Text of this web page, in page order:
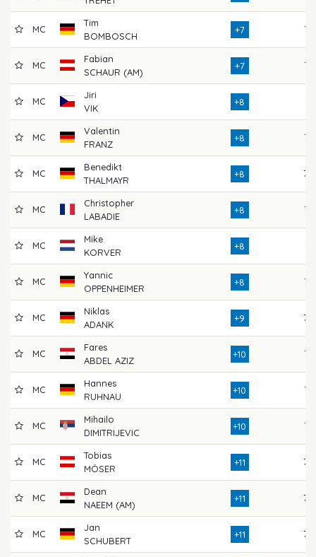
MC
Tim
BOMBOSCH
+7 76
MC
Fabian
SCHAUR (AM)
+7 76
MC
Jiri
VIK
+8
MC
Valentin
FRANZ
+8 76
MC
Benedikt
THALMAYR
+8 79
MC
Christopher
LABADIE
+8 76
MC
Mike
KORVER
+8 74
MC
Yannic
OPPENHEIMER
+8 75
MC
Niklas
ADANK
+9 78
MC
Fares
ABDEL AZIZ
+10 76
MC
Hannes
RUHNAU
+10 77
MC
Mihailo
DIMITRIJEVIC
+10 77
MC
Tobias
MÖSER
+11 79
MC
Dean
NAEEM (AM)
+11 79
MC
Jan
SCHUBERT
+11 79